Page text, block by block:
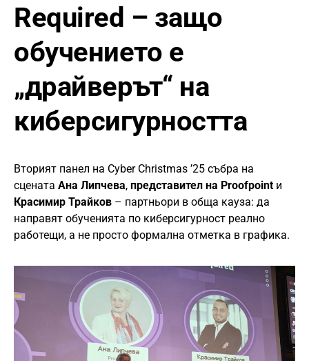
Required – защо
обучението е
„драйверът“ на
киберсигурността
Вторият панел на Cyber Christmas ’25 събра на
сцената Ана Липчева, представител на Proofpoint и
Красимир Трайков – партньори в обща кауза: да
направят обученията по киберсигурност реално
работещи, а не просто формална отметка в графика.